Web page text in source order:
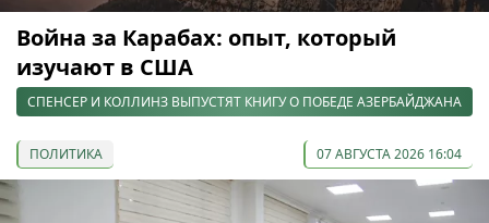
Война за Карабах: опыт, который
изучают в США
СПЕНСЕР И КОЛЛИНЗ ВЫПУСТЯТ КНИГУ О ПОБЕДЕ АЗЕРБАЙДЖАНА
ПОЛИТИКА 07 АВГУСТА 2026 16:04